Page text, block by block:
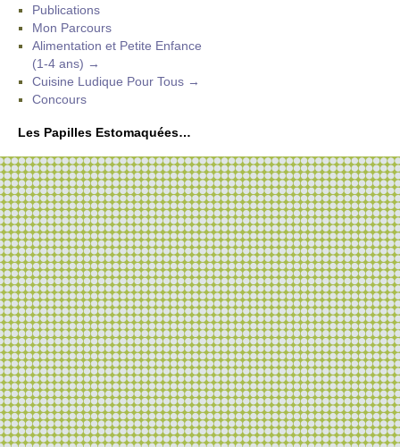
Publications
Mon Parcours
Alimentation et Petite Enfance
(1-4 ans) →
Cuisine Ludique Pour Tous →
Concours
Les Papilles Estomaquées…